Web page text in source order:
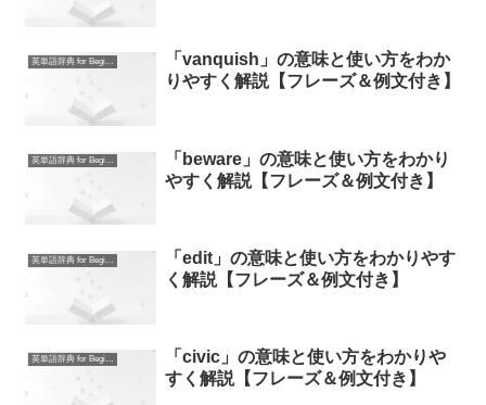
英単語辞典 for Beginners
「vanquish」の意味と使い方をわか
りやすく解説【フレーズ＆例文付き】
英単語辞典 for Beginners
「beware」の意味と使い方をわかり
やすく解説【フレーズ＆例文付き】
英単語辞典 for Beginners
「edit」の意味と使い方をわかりやす
く解説【フレーズ＆例文付き】
英単語辞典 for Beginners
「civic」の意味と使い方をわかりや
すく解説【フレーズ＆例文付き】